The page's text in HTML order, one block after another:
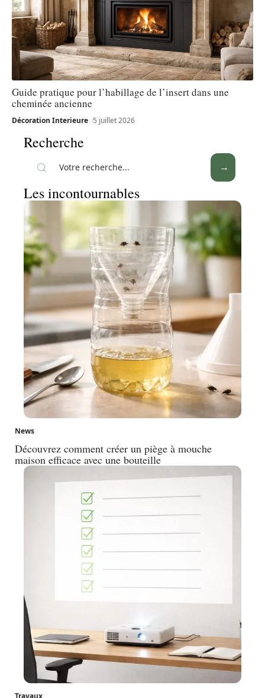
Guide pratique pour l’habillage de l’insert dans une
cheminée ancienne
Décoration Interieure 5 juillet 2026
Recherche
Les incontournables
News
Découvrez comment créer un piège à mouche
maison efficace avec une bouteille